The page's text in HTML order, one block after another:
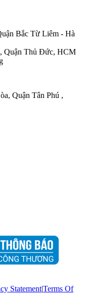
Bắc Từ Liêm - Hà
Quận Thủ Đức, HCM
Quận Tân Phú ,
Statement|Terms Of